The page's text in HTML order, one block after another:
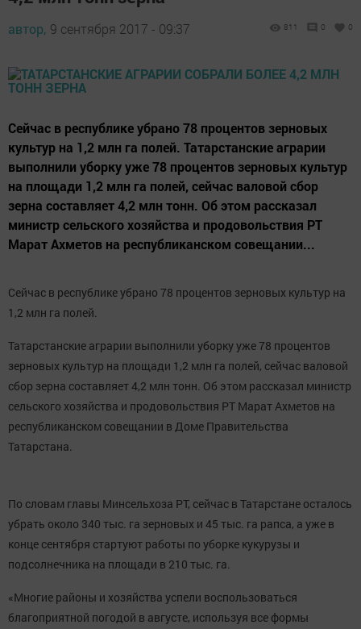
автор, 9 сентября 2017 - 09:37 811 0 0
Сейчас в республике убрано 78 процентов зерновых
культур на 1,2 млн га полей. Татарстанские аграрии
выполнили уборку уже 78 процентов зерновых культур
на площади 1,2 млн га полей, сейчас валовой сбор
зерна составляет 4,2 млн тонн. Об этом рассказал
министр сельского хозяйства и продовольствия РТ
Марат Ахметов на республиканском совещании...
Сейчас в республике убрано 78 процентов зерновых культур на
1,2 млн га полей.
Татарстанские аграрии выполнили уборку уже 78 процентов
зерновых культур на площади 1,2 млн га полей, сейчас валовой
сбор зерна составляет 4,2 млн тонн. Об этом рассказал министр
сельского хозяйства и продовольствия РТ Марат Ахметов на
республиканском совещании в Доме Правительства
Татарстана.
По словам главы Минсельхоза РТ, сейчас в Татарстане осталось
убрать около 340 тыс. га зерновых и 45 тыс. га рапса, а уже в
конце сентября стартуют работы по уборке кукурузы и
подсолнечника на площади в 210 тыс. га.
«Многие районы и хозяйства успели воспользоваться
благоприятной погодой в августе, используя все формы